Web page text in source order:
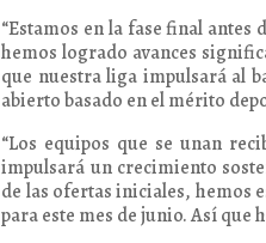
“Estamos en la fase final
hemos logrado avances
que nuestra liga impulsará al
abierto basado en el mérito
“Los equipos que se unan
impulsará un crecimiento
de las ofertas iniciales, hemos
para este mes de junio. Así que